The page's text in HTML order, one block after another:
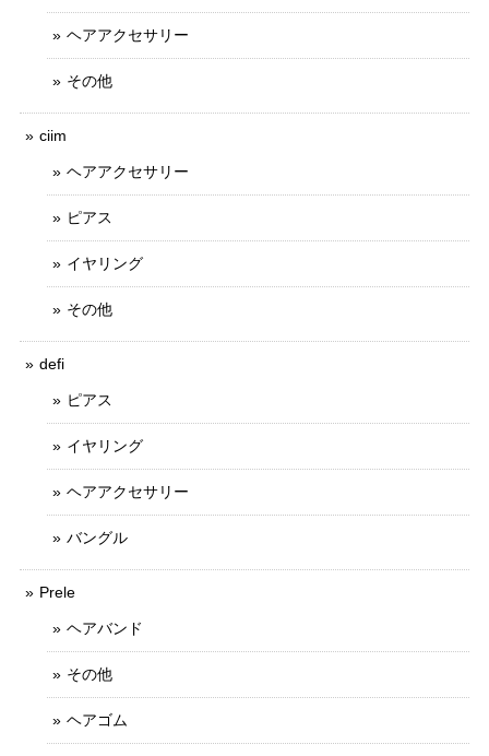
ヘアアクセサリー
その他
ciim
ヘアアクセサリー
ピアス
イヤリング
その他
defi
ピアス
イヤリング
ヘアアクセサリー
バングル
Prele
ヘアバンド
その他
ヘアゴム